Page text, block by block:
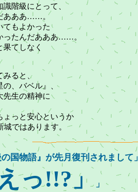
階級にとって、
あああ……。
てもよかった
たんだあああ……。
てしなく
ると、
の、バベル』、
生の精神に
ょっと安心というか
ではあります。
国物語』が先月復刊されまして」
っ!!?」 」